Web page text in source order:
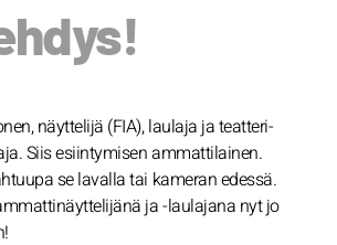
näyttelijä (FIA), laulaja ja teatteri-
Siis esiintymisen ammattilainen.
se lavalla tai kameran edessä.
ja -laulajana nyt jo